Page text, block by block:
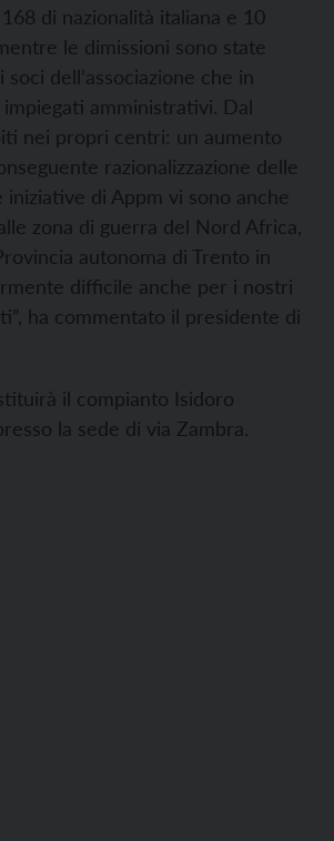
di nazionalità italiana e 10
le dimissioni sono state
dell’associazione che in
amministrativi. Dal
nei propri centri: un aumento
razionalizzazione delle
iniziative di Appm vi sono anche
zona di guerra del Nord Africa,
autonoma di Trento in
difficile anche per i nostri
ha commentato il presidente di
il compianto Isidoro
la sede di via Zambra.